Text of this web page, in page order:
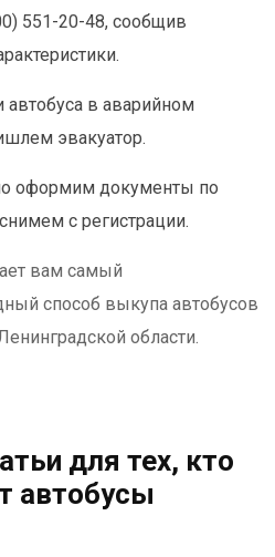
551-20-48, сообщив
автобуса в аварийном
эвакуатор.
оформим документы по
с регистрации.
вам самый
способ выкупа автобусов
области.
для тех, кто
автобусы